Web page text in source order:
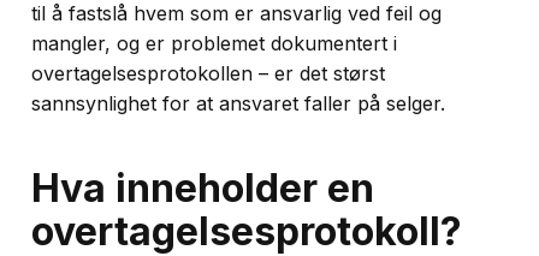
til å fastslå hvem som er ansvarlig ved feil og
mangler, og er problemet dokumentert i
overtagelsesprotokollen – er det størst
sannsynlighet for at ansvaret faller på selger.
Hva inneholder en
overtagelsesprotokoll?